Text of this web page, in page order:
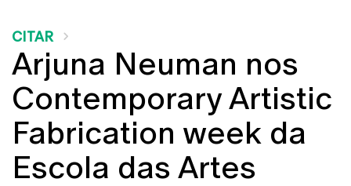
CITAR
Arjuna Neuman nos
Contemporary Artistic
Fabrication week da
Escola das Artes